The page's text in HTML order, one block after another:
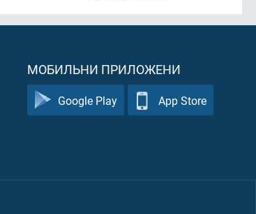
МОБИЛЬНИ ПРИЛОЖЕНИ
Google Play App Store